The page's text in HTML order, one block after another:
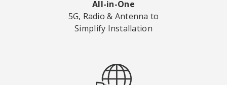
All-in-One
5G, Radio & Antenna to
Simplify Installation